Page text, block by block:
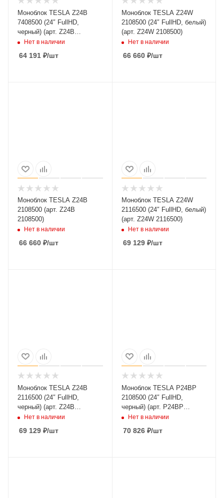
Моноблок TESLA Z24B
7408500 (24″ FullHD,
черный) (арт. Z24B
7408500)
Нет в наличии
64 191 ₽/шт
Моноблок TESLA Z24W
2108500 (24″ FullHD, белый)
(арт. Z24W 2108500)
Нет в наличии
66 660₽/шт
Моноблок TESLA Z24B
2108500 (арт. Z24B
2108500)
Нет в наличии
66 660 ₽/шт
Моноблок TESLA Z24W
2116500 (24″ FullHD, белый)
(арт. Z24W 2116500)
Нет в наличии
69 129₽/шт
Моноблок TESLA Z24B
2116500 (24″ FullHD,
черный) (арт. Z24B
2116500)
Нет в наличии
69 129 ₽/шт
Моноблок TESLA P24BP
2108500 (24″ FullHD,
черный) (арт. P24BP
2108500)
Нет в наличии
70 826₽/шт